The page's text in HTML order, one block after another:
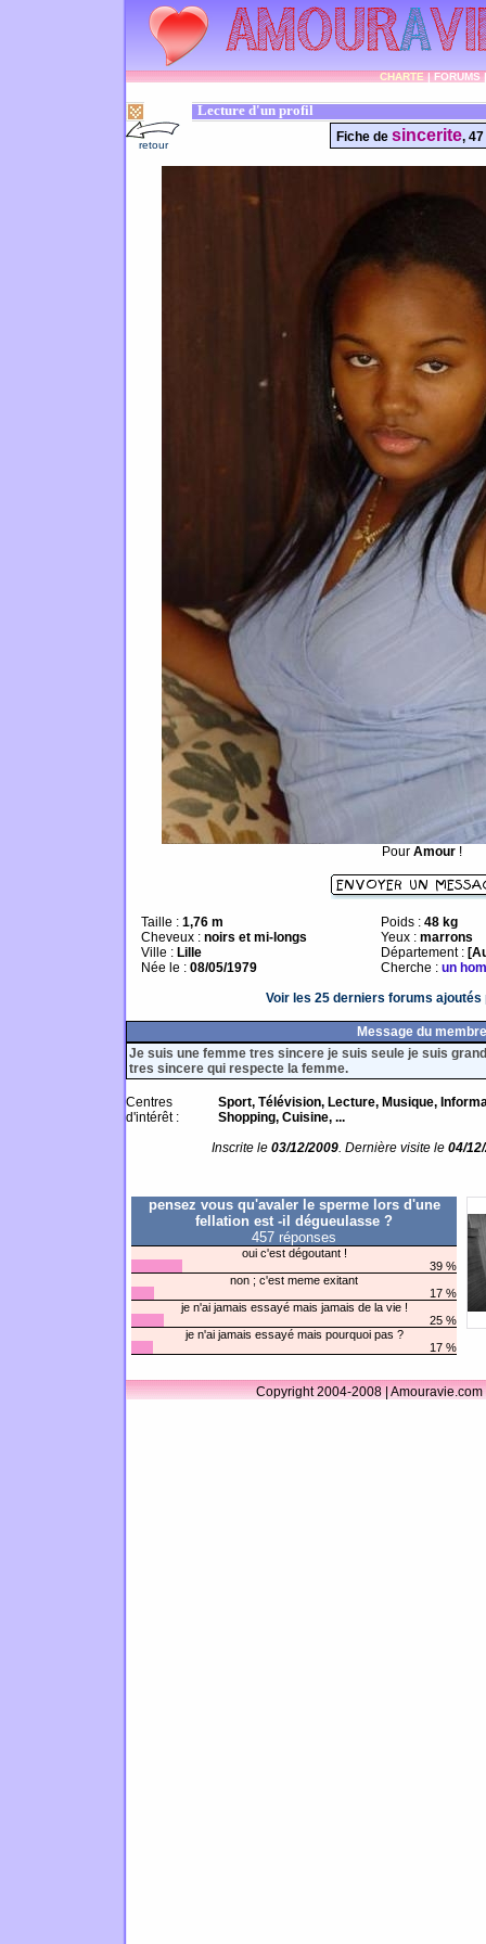
CHARTE|FORUMS
Lecture d'un profil
retour
Fiche de sincerite,
Pour Amour !
Taille : 1,76 m
Cheveux : noirs et mi-longs
Ville : Lille
Née le : 08/05/1979
Poids : 48 kg
Yeux : marrons
Département :
Cherche : un
Voir les 25 derniers forums ajoutés
Message du membre
Je suis une femme tres sincere je suis seule je suis
tres sincere qui respecte la femme.
Centres
d'intérêt :
Sport, Télévision, Lecture, Musique,
Shopping, Cuisine, ...
Inscrite le 03/12/2009. Dernière visite le 04/
pensez vous qu'avaler le sperme lors d'une
fellation est -il dégueulasse ?
457 réponses
oui c'est dégoutant !
39 %
non ; c'est meme exitant
17 %
je n'ai jamais essayé mais jamais de la vie !
25 %
je n'ai jamais essayé mais pourquoi pas ?
17 %
Copyright 2004-2008 |